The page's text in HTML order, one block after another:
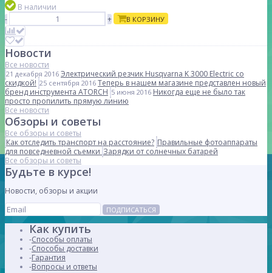
В наличии
-
+ В КОРЗИНУ
Новости
Все новости
21 декабря 2016 Электрический резчик Husqvarna K 3000 Electric со
скидкой! 25 сентября 2016 Теперь в нашем магазине представлен новый
бренд инструмента ATORCH 5 июня 2016 Никогда еще не было так
просто пропилить прямую линию
Все новости
Обзоры и советы
Все обзоры и советы
Как отследить транспорт на расстояние? Правильные фотоаппараты
для повседневной съемки Зарядки от солнечных батарей
Все обзоры и советы
Будьте в курсе!
Новости, обзоры и акции
ПОДПИСАТЬСЯ
Как купить
Способы оплаты
Способы доставки
Гарантия
Вопросы и ответы